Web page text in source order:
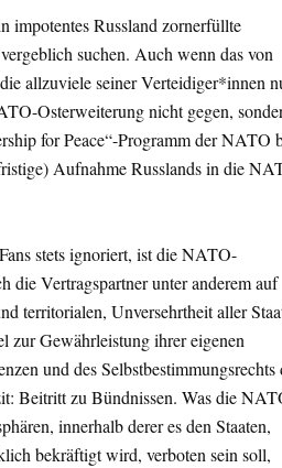
impotentes Russland zornerfüllte
suchen. Auch wenn das von
allzuviele seiner Verteidiger*innen
Osterweiterung nicht gegen,
for Peace“-Programm der NATO
Aufnahme Russlands in die
stets ignoriert, ist die NATO-
die Vertragspartner unter anderem auf
territorialen, Unversehrtheit aller
zur Gewährleistung ihrer eigenen
und des Selbstbestimmungsrechts
Beitritt zu Bündnissen. Was die
innerhalb derer es den Staaten,
bekräftigt wird, verboten sein soll,